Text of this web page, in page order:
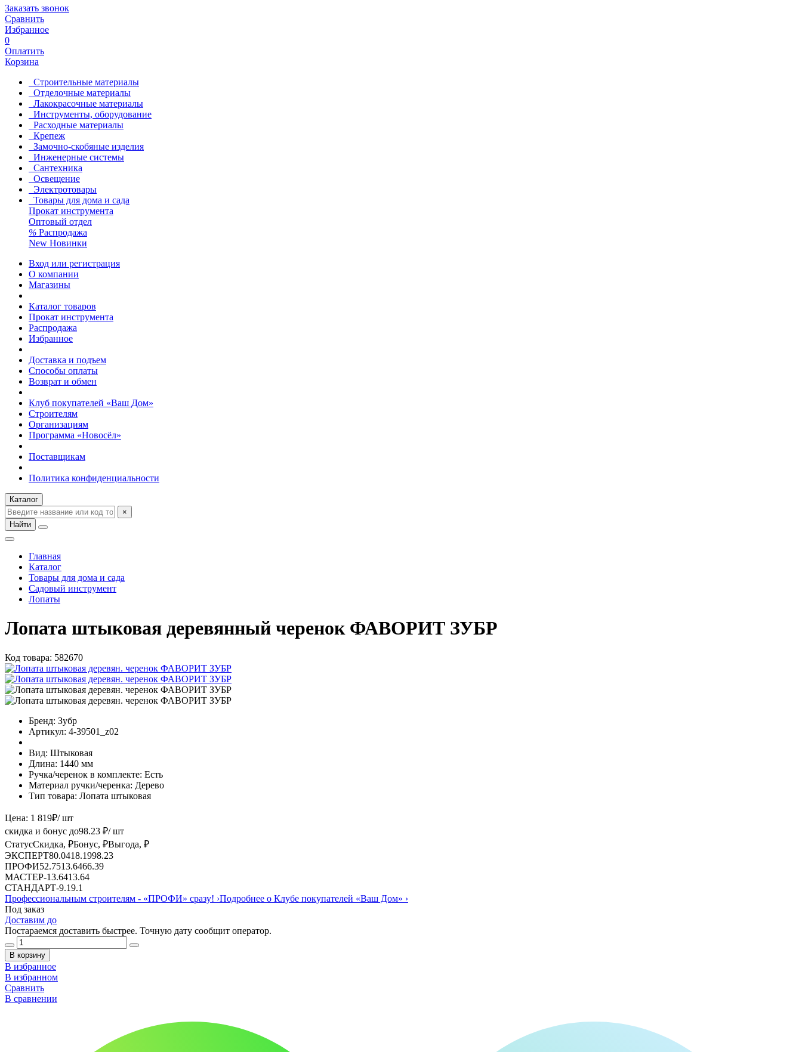
Заказать звонок
Сравнить
Избранное
0
Оплатить
Корзина
Строительные материалы
Отделочные материалы
Лакокрасочные материалы
Инструменты, оборудование
Расходные материалы
Крепеж
Замочно-скобяные изделия
Инженерные системы
Сантехника
Освещение
Электротовары
Товары для дома и сада
Прокат инструмента
Оптовый отдел
% Распродажа
New Новинки
Вход или регистрация
О компании
Магазины
Каталог товаров
Прокат инструмента
Распродажа
Избранное
Доставка и подъем
Способы оплаты
Возврат и обмен
Клуб покупателей «Ваш Дом»
Строителям
Организациям
Программа «Новосёл»
Поставщикам
Политика конфиденциальности
Каталог
×
Найти
Главная
Каталог
Товары для дома и сада
Садовый инструмент
Лопаты
Лопата штыковая деревянный черенок ФАВОРИТ ЗУБР
Код товара: 582670
Бренд: Зубр
Артикул: 4-39501_z02
Вид: Штыковая
Длина: 1440 мм
Ручка/черенок в комплекте: Есть
Материал ручки/черенка: Дерево
Тип товара: Лопата штыковая
Цена: 1 819₽/ шт
скидка и бонус до98.23 ₽/ шт
СтатусСкидка, ₽Бонус, ₽Выгода, ₽
ЭКСПЕРТ80.0418.1998.23
ПРОФИ52.7513.6466.39
МАСТЕР-13.6413.64
СТАНДАРТ-9.19.1
Профессиональным строителям - «ПРОФИ» сразу! ›Подробнее о Клубе покупателей «Ваш Дом» ›
Под заказ
Доставим до
Постараемся доставить быстрее. Точную дату сообщит оператор.
В корзину
В избранное
В избранном
Сравнить
В сравнении